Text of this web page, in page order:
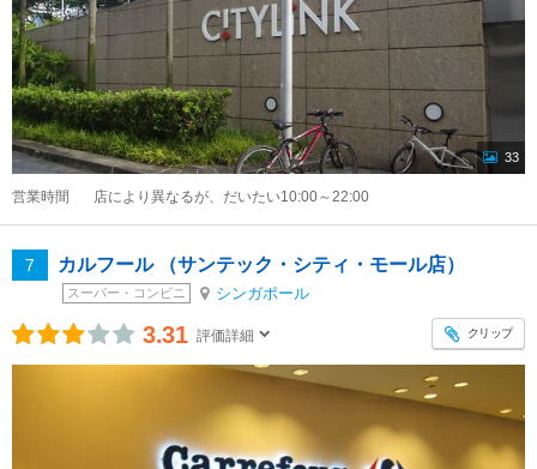
33
営業時間 店により異なるが、だいたい10:00～22:00
7 カルフール （サンテック・シティ・モール店）
スーパー・コンビニ シンガポール
3.31 評価詳細 クリップ